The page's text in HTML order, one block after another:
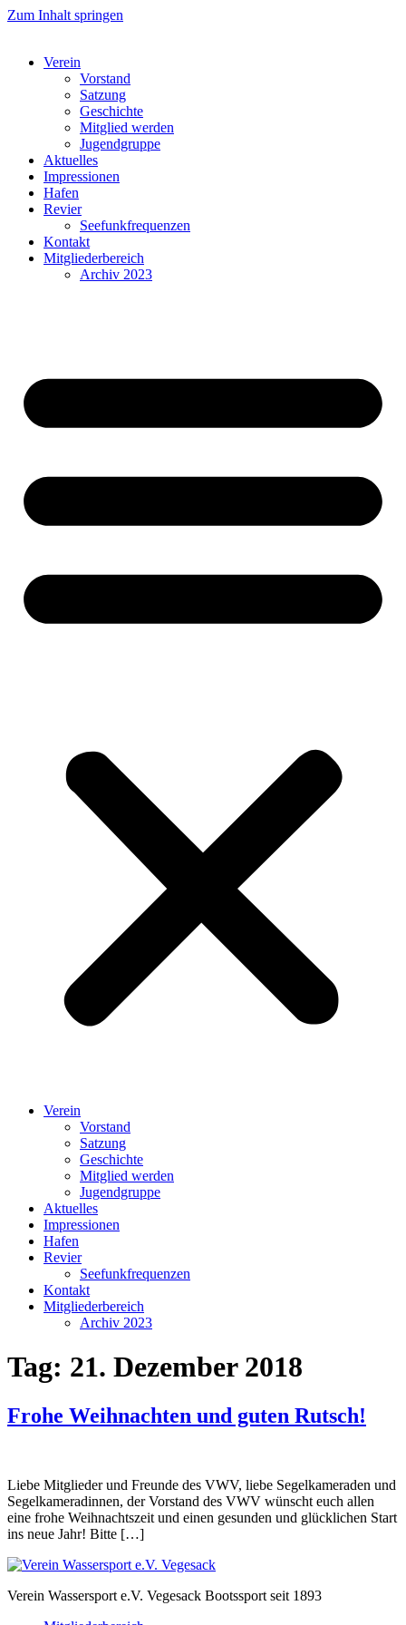
Zum Inhalt springen
Verein
Vorstand
Satzung
Geschichte
Mitglied werden
Jugendgruppe
Aktuelles
Impressionen
Hafen
Revier
Seefunkfrequenzen
Kontakt
Mitgliederbereich
Archiv 2023
Verein
Vorstand
Satzung
Geschichte
Mitglied werden
Jugendgruppe
Aktuelles
Impressionen
Hafen
Revier
Seefunkfrequenzen
Kontakt
Mitgliederbereich
Archiv 2023
Tag: 21. Dezember 2018
Frohe Weihnachten und guten Rutsch!
Liebe Mitglieder und Freunde des VWV, liebe Segelkameraden und
Segelkameradinnen, der Vorstand des VWV wünscht euch allen
eine frohe Weihnachtszeit und einen gesunden und glücklichen Start
ins neue Jahr! Bitte […]
Verein Wassersport e.V. Vegesack Bootssport seit 1893